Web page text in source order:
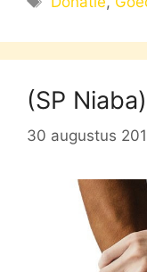
(SP
30 augustus